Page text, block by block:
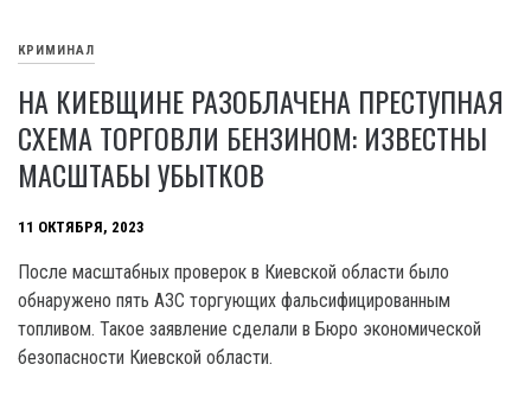
КРИМИНАЛ
НА КИЕВЩИНЕ РАЗОБЛАЧЕНА ПРЕСТУПНАЯ
СХЕМА ТОРГОВЛИ БЕНЗИНОМ: ИЗВЕСТНЫ
МАСШТАБЫ УБЫТКОВ
11 ОКТЯБРЯ, 2023
После масштабных проверок в Киевской области было
обнаружено пять АЗС торгующих фальсифицированным
топливом. Такое заявление сделали в Бюро экономической
безопасности Киевской области.